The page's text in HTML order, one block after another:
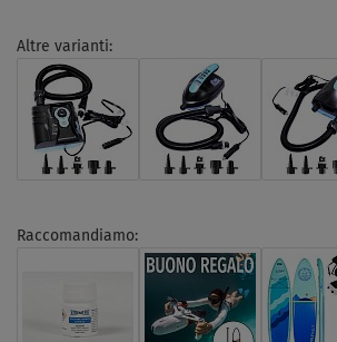
Altre varianti:
Raccomandiamo: